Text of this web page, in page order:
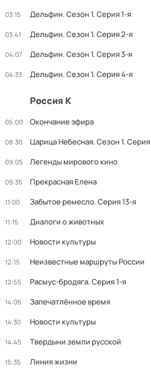
03:15 Дельфин. Сезон 1. Серия 1-я
03:41 Дельфин. Сезон 1. Серия 2-я
04:07 Дельфин. Сезон 1. Серия 3-я
04:33 Дельфин. Сезон 1. Серия 4-я
Россия К
05:00 Окончание эфира
08:30 Царица Небесная. Сезон 1. Серия
09:05 Легенды мирового кино
09:35 Прекрасная Елена
11:00 Забытое ремесло. Серия 13-я
11:15 Диалоги о животных
12:00 Новости культуры
12:15 Неизвестные маршруты России
12:55 Расмус-бродяга. Серия 1-я
14:05 Запечатлённое время
14:30 Новости культуры
14:45 Твердыни земли русской
15:35 Линия жизни